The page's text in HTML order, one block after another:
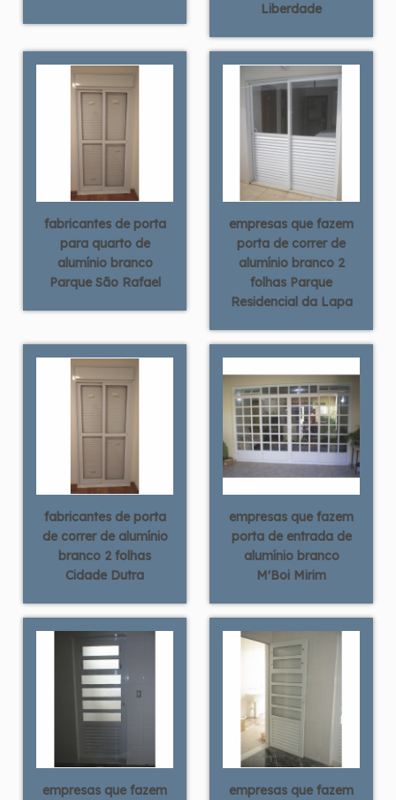
Liberdade
fabricantes de porta
para quarto de
alumínio branco
Parque São Rafael
empresas que fazem
porta de correr de
alumínio branco 2
folhas Parque
Residencial da Lapa
fabricantes de porta
de correr de alumínio
branco 2 folhas
Cidade Dutra
empresas que fazem
porta de entrada de
alumínio branco
M'Boi Mirim
empresas que fazem
empresas que fazem